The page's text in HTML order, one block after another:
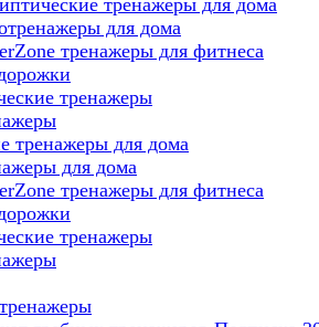
тренажеры для дома
для дома
тренажеры для фитнеса
тренажеры
тренажеры для дома
для дома
тренажеры для фитнеса
тренажеры